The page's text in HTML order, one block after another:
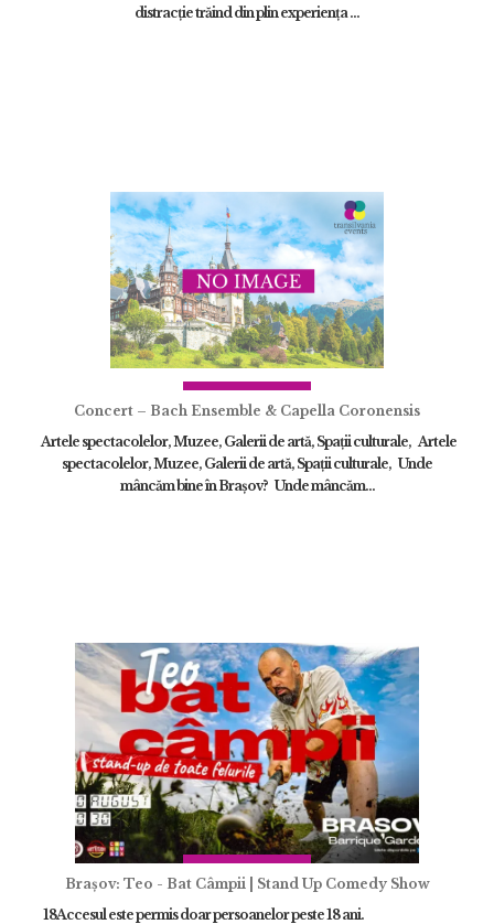
distracție trăind din plin experiența ...
Concert – Bach Ensemble & Capella Coronensis
Artele spectacolelor, Muzee, Galerii de artă, Spații culturale, Artele
spectacolelor, Muzee, Galerii de artă, Spații culturale, Unde
mâncăm bine în Brașov? Unde mâncăm...
Brașov: Teo - Bat Câmpii | Stand Up Comedy Show
18Accesul este permis doar persoanelor peste 18 ani.